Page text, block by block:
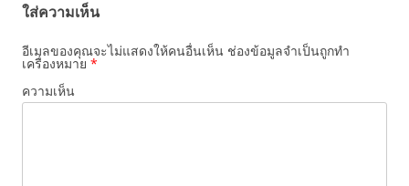
o
k
ใส่ความเห็น
อีเมลของคุณจะไม่แสดงให้คนอื่นเห็น ช่องข้อมูลจำเป็นถูกทำ
เครื่องหมาย *
ความเห็น